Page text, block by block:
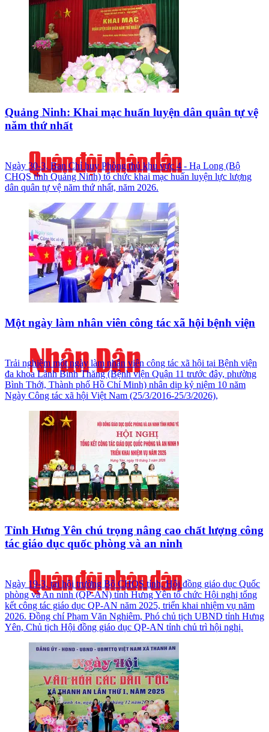
Quảng Ninh: Khai mạc huấn luyện dân quân tự vệ
năm thứ nhất
Ngày 30-3, Ban Chỉ huy Phòng thủ khu vực 4 - Hạ Long (Bộ
CHQS tỉnh Quảng Ninh) tổ chức khai mạc huấn luyện lực lượng
dân quân tự vệ năm thứ nhất, năm 2026.
Một ngày làm nhân viên công tác xã hội bệnh viện
Trải nghiệm một ngày làm nhân viên công tác xã hội tại Bệnh viện
đa khoa Lãnh Binh Thăng (Bệnh viện Quận 11 trước đây, phường
Bình Thới, Thành phố Hồ Chí Minh) nhân dịp kỷ niệm 10 năm
Ngày Công tác xã hội Việt Nam (25/3/2016-25/3/2026),
Tỉnh Hưng Yên chú trọng nâng cao chất lượng công
tác giáo dục quốc phòng và an ninh
Ngày 19-3, tại hội trường Bộ CHQS tỉnh, Hội đồng giáo dục Quốc
phòng và An ninh (QP-AN) tỉnh Hưng Yên tổ chức Hội nghị tổng
kết công tác giáo dục QP-AN năm 2025, triển khai nhiệm vụ năm
2026. Đồng chí Phạm Văn Nghiêm, Phó chủ tịch UBND tỉnh Hưng
Yên, Chủ tịch Hội đồng giáo dục QP-AN tỉnh chủ trì hội nghị.